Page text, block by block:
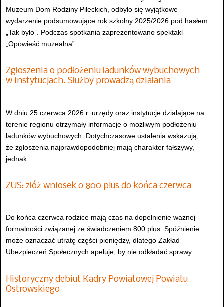
Muzeum Dom Rodziny Pileckich, odbyło się wyjątkowe
wydarzenie podsumowujące rok szkolny 2025/2026 pod hasłem
„Tak było”. Podczas spotkania zaprezentowano spektakl
„Opowieść muzealna”...
Zgłoszenia o podłożeniu ładunków wybuchowych
w instytucjach. Służby prowadzą działania
W dniu 25 czerwca 2026 r. urzędy oraz instytucje działające na
terenie regionu otrzymały informacje o możliwym podłożeniu
ładunków wybuchowych. Dotychczasowe ustalenia wskazują,
że zgłoszenia najprawdopodobniej mają charakter fałszywy,
jednak...
ZUS: złóż wniosek o 800 plus do końca czerwca
Do końca czerwca rodzice mają czas na dopełnienie ważnej
formalności związanej ze świadczeniem 800 plus. Spóźnienie
może oznaczać utratę części pieniędzy, dlatego Zakład
Ubezpieczeń Społecznych apeluje, by nie odkładać sprawy...
Historyczny debiut Kadry Powiatowej Powiatu
Ostrowskiego